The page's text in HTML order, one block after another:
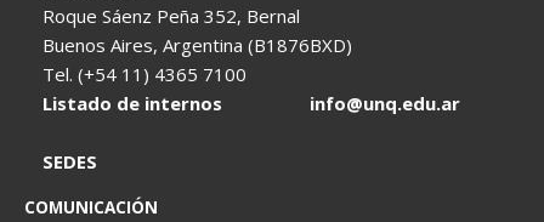
Roque Sáenz Peña 352, Bernal
Buenos Aires, Argentina (B1876BXD)
Tel. (+54 11) 4365 7100
Listado de internos
info@unq.edu.ar
SEDES
COMUNICACIÓN